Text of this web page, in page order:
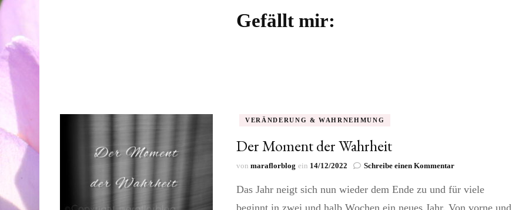
Gefällt mir:
VERÄNDERUNG & WAHRNEHMUNG
Der Moment der Wahrheit
von maraflorblog ein 14/12/2022 Schreibe einen Kommentarzu
Moment
Das Jahr neigt sich nun wieder dem Ende zu und für viele
beginnt in zwei und halb Wochen ein neues Jahr. Von vorne und